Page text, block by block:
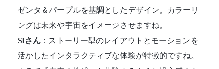
ゼンタ＆パープルを基調としたデザイン。カラーリ
ングは未来や宇宙をイメージさせますね。
SIさん ：ストーリー型のレイアウトとモーションを
活かしたインタラクティブな体験が特徴的ですね。